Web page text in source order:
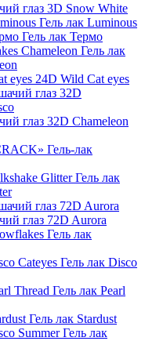
глаз 3D Snow White
Гель лак Luminous
Гель лак Термо
Гель лак
24D Wild Cat eyes
глаз 32D Chameleon
Гель-лак
Гель лак
глаз 72D Aurora
Гель лак
Гель лак Disco
Гель лак Pearl
Гель лак Stardust
Гель лак